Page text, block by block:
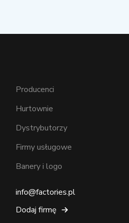
Producenci
Hurtownie
Dystrybutorzy
Firmy usługowe
Banery i logo
info@factories.pl
Dodaj firmę